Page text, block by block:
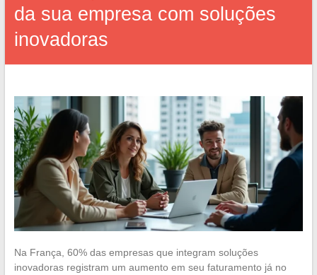
da sua empresa com soluções
inovadoras
Na França, 60% das empresas que integram soluções
inovadoras registram um aumento em seu faturamento já no